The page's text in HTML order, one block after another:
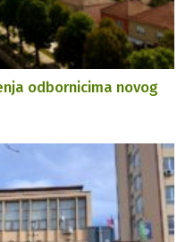
odbornicima novog